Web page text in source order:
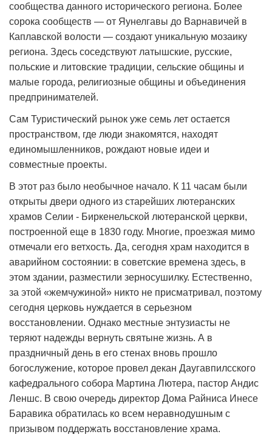
сообщества данного исторического региона. Более
сорока сообществ — от Яунелгавы до Варнавичей в
Каплавской волости — создают уникальную мозаику
региона. Здесь соседствуют латышские, русские,
польские и литовские традиции, сельские общины и
малые города, религиозные общины и объединения
предпринимателей.
Сам Туристический рынок уже семь лет остается
пространством, где люди знакомятся, находят
единомышленников, рождают новые идеи и
совместные проекты.
В этот раз было необычное начало. К 11 часам были
открыты двери одного из старейших лютеранских
храмов Селии - Биркенельской лютеранской церкви,
построенной еще в 1830 году. Многие, проезжая мимо
отмечали его ветхость. Да, сегодня храм находится в
аварийном состоянии: в советские времена здесь, в
этом здании, разместили зерносушилку. Естественно,
за этой «жемчужиной» никто не присматривал, поэтому
сегодня церковь нуждается в серьезном
восстановлении. Однако местные энтузиасты не
теряют надежды вернуть святыне жизнь. А в
праздничный день в его стенах вновь прошло
богослужение, которое провел декан Даугавпилсского
кафедрального собора Мартина Лютера, пастор Андис
Леншс. В свою очередь директор Дома Райниса Инесе
Баравика обратилась ко всем неравнодушным с
призывом поддержать восстановление храма.